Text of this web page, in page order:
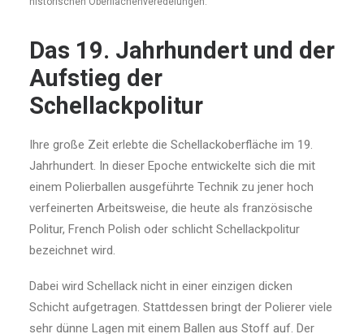
Das 19. Jahrhundert und der
Aufstieg der
Schellackpolitur
Ihre große Zeit erlebte die Schellackoberfläche im 19.
Jahrhundert. In dieser Epoche entwickelte sich die mit
einem Polierballen ausgeführte Technik zu jener hoch
verfeinerten Arbeitsweise, die heute als französische
Politur, French Polish oder schlicht Schellackpolitur
bezeichnet wird.
Dabei wird Schellack nicht in einer einzigen dicken
Schicht aufgetragen. Stattdessen bringt der Polierer viele
sehr dünne Lagen mit einem Ballen aus Stoff auf. Der